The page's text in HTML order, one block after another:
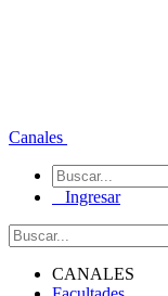
Canales
Ingresar
CANALES